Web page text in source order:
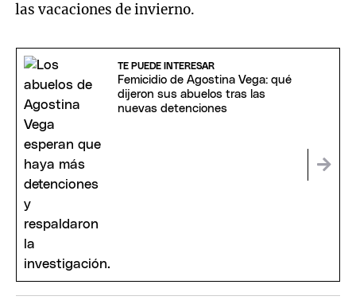
las vacaciones de invierno.
TE PUEDE INTERESAR
Femicidio de Agostina Vega: qué
dijeron sus abuelos tras las
nuevas detenciones